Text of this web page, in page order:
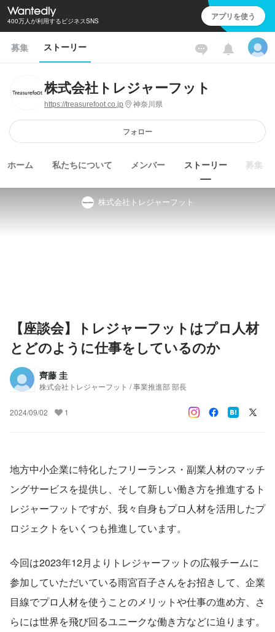
400万人が利用するビジネスSNS アプリを使う
募集 ストーリー
株式会社トレジャーフット
https://treasurefoot.co.jp 神奈川県
フォロー
ホーム 私たちについて メンバー ストーリー 募集
株式会社トレジャーフット
【座談会】トレジャーフットはプロ人材
とどのように仕事をしているのか
齊藤 圭
株式会社トレジャーフット / 事業推進部 部長
2024/09/02 1
地方中小企業に特化したフリーランス・副業人材のマッチ
ングサービスを提供し、そして新しい働き方を推進するト
レジャーフットですが、我々自身もプロ人材を活用したプ
ロジェクトをいくつも推進しています。
今回は2023年12月よりトレジャーフットの広報チームに
参加していただいている雨宮百子さんをお招きして、企業
目線でプロ人材を使うことのメリットや仕事の進め方、さ
らには世界を飛び回るユニークな働き方などに迫ります。